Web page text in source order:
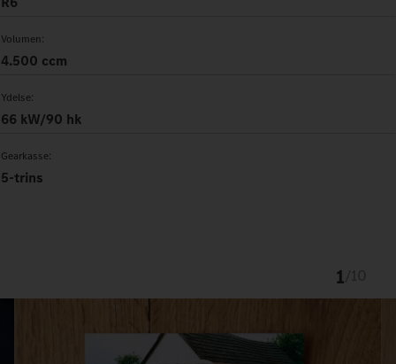
Volumen:
4.500 ccm
Ydelse:
66 kW/90 hk
Gearkasse:
5-trins
1